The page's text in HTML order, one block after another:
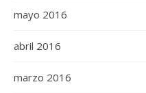
mayo 2016
abril 2016
marzo 2016